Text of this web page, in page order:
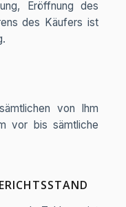
Eröffnung des
des Käufers ist
von Ihm
vor bis sämtliche